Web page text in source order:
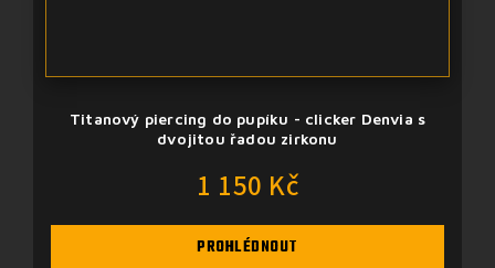
Titanový piercing do pupíku - clicker Denvia s
dvojitou řadou zirkonu
1 150 Kč
PROHLÉDNOUT